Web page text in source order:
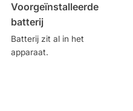
Voorgeïnstalleerde
batterij
Batterij zit al in het
apparaat.